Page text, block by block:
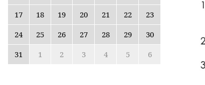
17
18 19 20 21 22
23
24
25 26 27 28 29
30
31
1 2 3 4 5 6